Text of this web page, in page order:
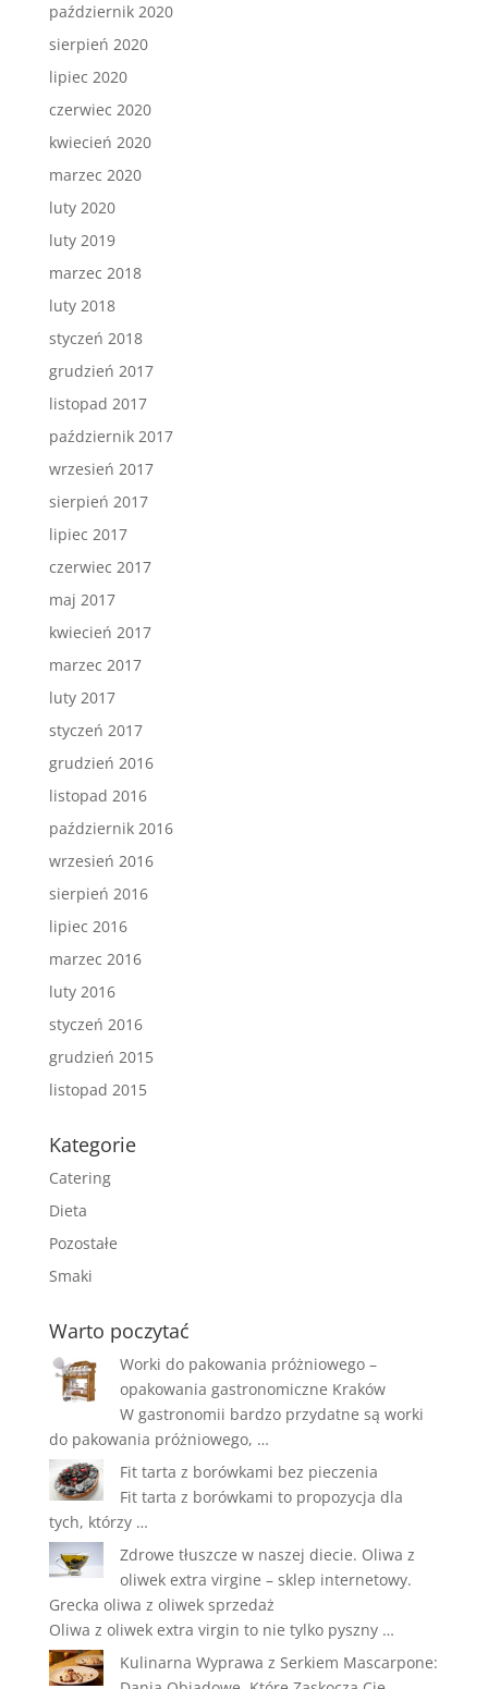
październik 2020
sierpień 2020
lipiec 2020
czerwiec 2020
kwiecień 2020
marzec 2020
luty 2020
luty 2019
marzec 2018
luty 2018
styczeń 2018
grudzień 2017
listopad 2017
październik 2017
wrzesień 2017
sierpień 2017
lipiec 2017
czerwiec 2017
maj 2017
kwiecień 2017
marzec 2017
luty 2017
styczeń 2017
grudzień 2016
listopad 2016
październik 2016
wrzesień 2016
sierpień 2016
lipiec 2016
marzec 2016
luty 2016
styczeń 2016
grudzień 2015
listopad 2015
Kategorie
Catering
Dieta
Pozostałe
Smaki
Warto poczytać
Worki do pakowania próżniowego –
opakowania gastronomiczne Kraków
W gastronomii bardzo przydatne są worki
do pakowania próżniowego, …
Fit tarta z borówkami bez pieczenia
Fit tarta z borówkami to propozycja dla
tych, którzy …
Zdrowe tłuszcze w naszej diecie. Oliwa z
oliwek extra virgine – sklep internetowy.
Grecka oliwa z oliwek sprzedaż
Oliwa z oliwek extra virgin to nie tylko pyszny …
Kulinarna Wyprawa z Serkiem Mascarpone: